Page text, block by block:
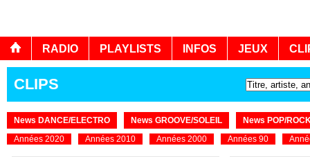
RADIO PLAYLISTS INFOS JEUX
CLIPS
News DANCE/ELECTRO News GROOVE/SOLEIL
News POP/
Années 2020
Années 2010 Années 2000 Années 90